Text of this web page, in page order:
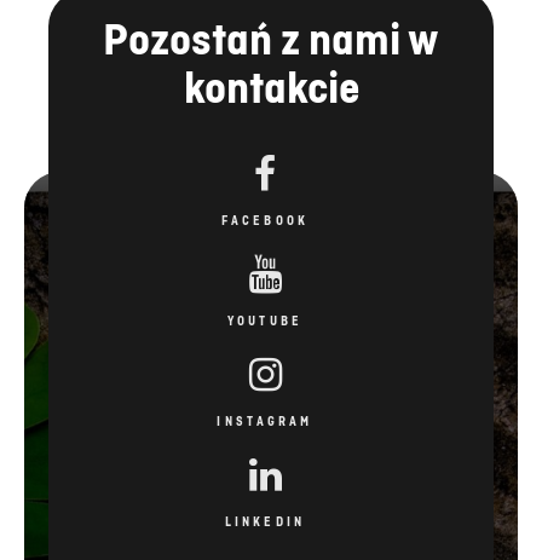
Pozostań z nami w
kontakcie
FACEBOOK
YOUTUBE
INSTAGRAM
LINKEDIN